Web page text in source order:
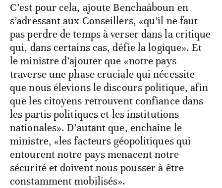
C’est pour cela, ajoute Benchaâboun en
s’adressant aux Conseillers, «qu’il ne faut
pas perdre de temps à verser dans la critique
qui, dans certains cas, défie la logique». Et
le ministre d’ajouter que «notre pays
traverse une phase cruciale qui nécessite
que nous élevions le discours politique, afin
que les citoyens retrouvent confiance dans
les partis politiques et les institutions
nationales». D’autant que, enchaîne le
ministre, «les facteurs géopolitiques qui
entourent notre pays menacent notre
sécurité et doivent nous pousser à être
constamment mobilisés».